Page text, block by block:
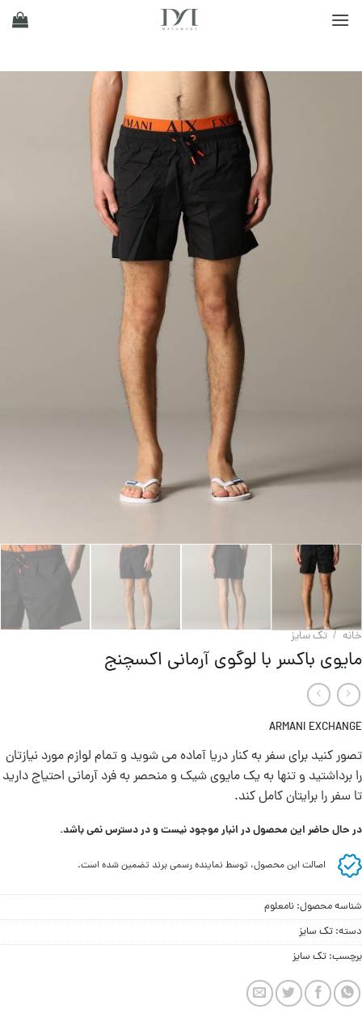
خانه / تک سایز
مایوی باکسر با لوگوی آرمانی اکسچنج
ARMANI EXCHANGE
تصور کنید برای سفر به کنار دریا آماده می شوید و تمام لوازم مورد نیازتان
را برداشتید و تنها به یک مایوی شیک و منحصر به فرد آرمانی احتیاج دارید
تا سفر را برایتان کامل کند.
در حال حاضر این محصول در انبار موجود نیست و در دسترس نمی باشد.
اصالت این محصول، توسط نماینده رسمی برند تضمین شده است.
شناسه محصول: نامعلوم
دسته: تک سایز
برچسب: تک سایز